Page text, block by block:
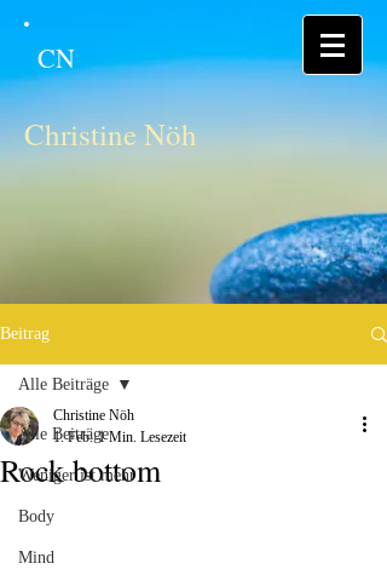
CN
Christine Nöh
Beitrag
Alle Beiträge
Weniger ist mehr
Body
Mind
Alle Beiträge
Rock bottom
Christine Nöh
1. Feb. 1 Min. Lesezeit